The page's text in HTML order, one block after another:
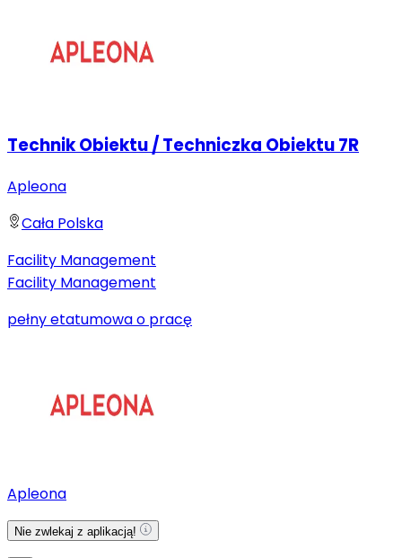
Technik Obiektu / Techniczka Obiektu 7R
Apleona
Cała Polska
Facility Management
Facility Management
pełny etatumowa o pracę
Apleona
Nie zwlekaj z aplikacją!